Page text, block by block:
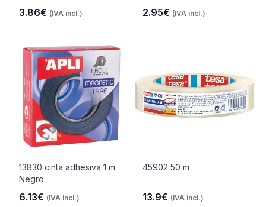
3.86€ (IVA incl.) 2.95€ (IVA incl.)
13830 cinta adhesiva 1 m
Negro
6.13€ (IVA incl.)
45902 50 m
13.9€ (IVA incl.)